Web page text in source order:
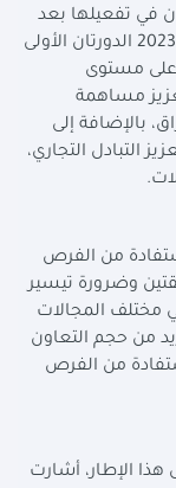
في تفعيلها بعد
عقود من التوقف، لتنعقد خلال عامي 2020 و 2023 الدورتان الأولى
على مستوى
مساهمة
بالإضافة إلى
التبادل التجاري،
من الفرص
وضرورة تيسير
مختلف المجالات
من حجم التعاون
من الفرص
الإطار، أشارت